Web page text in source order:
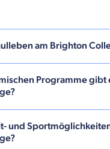
am Brighton
Programme gibt
und